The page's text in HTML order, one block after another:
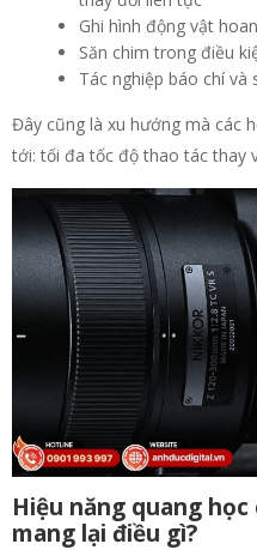
Ghi hình động vật
Săn chim trong điều
Tác nghiệp báo chí và
Đây cũng là xu hướng mà các
tới: tối đa tốc độ thao tác thay
Hiệu năng quang
mang lại điều gì?